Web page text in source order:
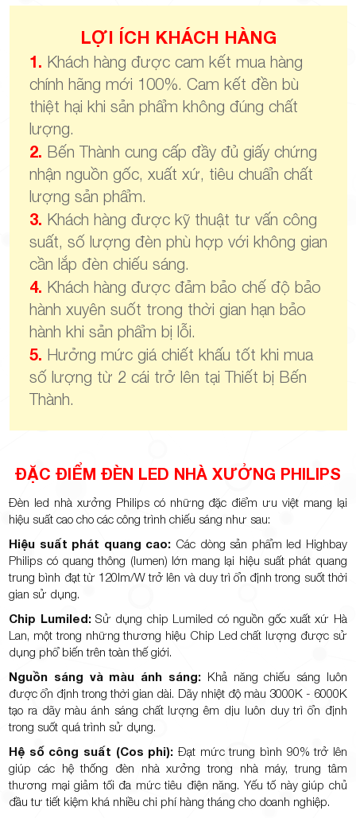
LỢI ÍCH KHÁCH HÀNG
1. Khách hàng được cam kết mua hàng
chính hãng mới 100%. Cam kết đền bù
thiệt hại khi sản phẩm không đúng chất
lượng.
2. Bến Thành cung cấp đầy đủ giấy chứng
nhận nguồn gốc, xuất xứ, tiêu chuẩn chất
lượng sản phẩm.
3. Khách hàng được kỹ thuật tư vấn công
suất, số lượng đèn phù hợp với không gian
cần lắp đèn chiếu sáng.
4. Khách hàng được đảm bảo chế độ bảo
hành xuyên suốt trong thời gian hạn bảo
hành khi sản phẩm bị lỗi.
5. Hưởng mức giá chiết khấu tốt khi mua
số lượng từ 2 cái trở lên tại Thiết bị Bến
Thành.
ĐẶC ĐIỂM ĐÈN LED NHÀ XƯỞNG PHILIPS
Đèn led nhà xưởng Philips có những đặc điểm ưu việt mang lại
hiệu suất cao cho các công trình chiếu sáng như sau:
Hiệu suất phát quang cao: Các dòng sản phẩm led Highbay
Philips có quang thông (lumen) lớn mang lại hiệu suất phát quang
trung bình đạt từ 120lm/W trở lên và duy trì ổn định trong suốt thời
gian sử dụng.
Chip Lumiled:Sử dụng chip Lumiled có nguồn gốc xuất xứ Hà
Lan, một trong những thương hiệu Chip Led chất lượng được sử
dụng phổ biến trên toàn thế giới.
Nguồn sáng và màu ánh sáng: Khả năng chiếu sáng luôn
được ổn định trong thời gian dài. Dãy nhiệt độ màu 3000K - 6000K
tạo ra dãy màu ánh sáng chất lượng êm dịu luôn duy trì ổn định
trong suốt quá trình sử dụng.
Hệ số công suất (Cos phi): Đạt mức trung bình 90% trở lên
giúp các hệ thống đèn nhà xưởng trong nhà máy, trung tâm
thương mại giảm tối đa mức tiêu điện năng. Yếu tố này giúp chủ
đầu tư tiết kiệm khá nhiều chi phí hàng tháng cho doanh nghiệp.